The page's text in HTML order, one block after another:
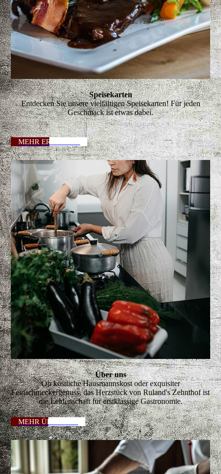
Speisekarten
Entdecken Sie unsere vielfältigen Speisekarten! Für jeden
Geschmack ist etwas dabei.
MEHR ERFAHREN
Über uns
Ob köstliche Hausmannskost oder exquisiter
Feinschmeckergenuss, das Herzstück von Ruland's Zehnthof ist
die Leidenschaft für erstklassige Gastronomie.
MEHR ÜBER UNS